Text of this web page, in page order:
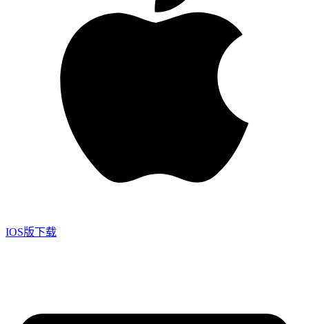
IOS版下载